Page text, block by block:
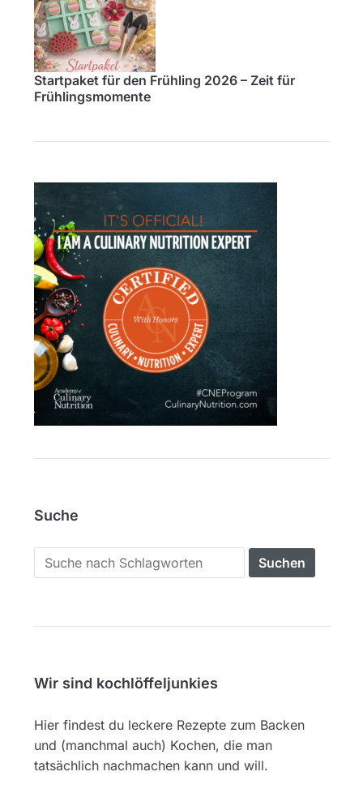
Startpaket für den Frühling 2026 – Zeit für
Frühlingsmomente
Suche
Search
for:
Wir sind kochlöffeljunkies
Hier findest du leckere Rezepte zum Backen
und (manchmal auch) Kochen, die man
tatsächlich nachmachen kann und will.